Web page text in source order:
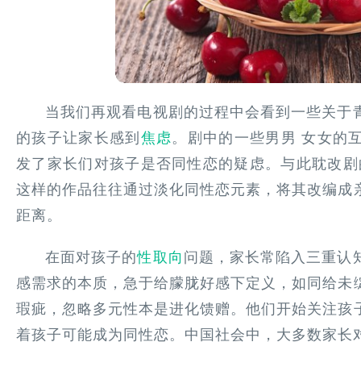
当我们再观看电视剧的过程中会看到一些关
的孩子让家长感到 焦虑 。剧中的一些男男 女女的
发了家长们对孩子是否同性恋的疑虑。与此耽改
这样的作品往往通过淡化同性恋元素，将其改编
距离。
在面对孩子的性取向 问题，家长常陷入三重认
感需求的本质，急于给朦胧好感下定义，如同给
瑕疵，忽略多元性本是进化馈赠。他们开始关注
着孩子可能成为同性恋。中国社会中，大多数家